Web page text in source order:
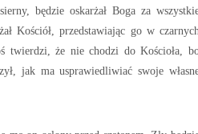
będzie oskarżał Boga za
Kościół, przedstawiając go w
twierdzi, że nie chodzi do Kościoła,
jak ma usprawiedliwiać swoje